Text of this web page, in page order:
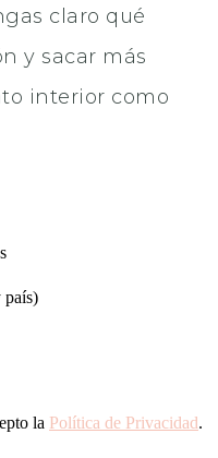
claro qué
y sacar más
interior como
país)
la Política de Privacidad.